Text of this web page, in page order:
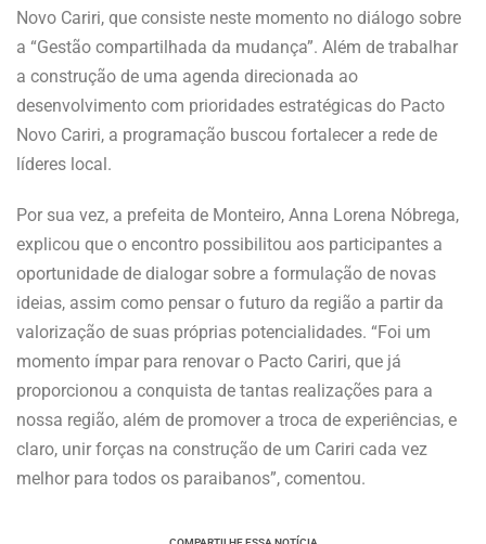
Novo Cariri, que consiste neste momento no diálogo sobre
a “Gestão compartilhada da mudança”. Além de trabalhar
a construção de uma agenda direcionada ao
desenvolvimento com prioridades estratégicas do Pacto
Novo Cariri, a programação buscou fortalecer a rede de
líderes local.
Por sua vez, a prefeita de Monteiro, Anna Lorena Nóbrega,
explicou que o encontro possibilitou aos participantes a
oportunidade de dialogar sobre a formulação de novas
ideias, assim como pensar o futuro da região a partir da
valorização de suas próprias potencialidades. “Foi um
momento ímpar para renovar o Pacto Cariri, que já
proporcionou a conquista de tantas realizações para a
nossa região, além de promover a troca de experiências, e
claro, unir forças na construção de um Cariri cada vez
melhor para todos os paraibanos”, comentou.